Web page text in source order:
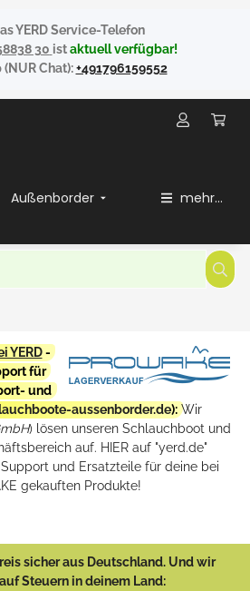
YERD Service-Telefon
30 istaktuell verfügbar!
(NUR Chat):+491796159552
Außenborder mehr...
YERD-
für
und
aussenborder.de): Wir
) lösen unseren Schlauchboot und
auf. HIER auf "yerd.de"
und Ersatzteile für deine bei
gekauften Produkte!
sicher aus Deutschland. Und wir
Steuern in deinem Land: